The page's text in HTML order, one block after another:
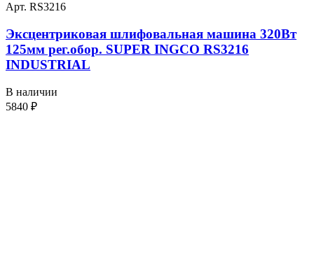
Арт. RS3216
Эксцентриковая шлифовальная машина 320Вт
125мм рег.обор. SUPER INGCO RS3216
INDUSTRIAL
В наличии
5840 ₽